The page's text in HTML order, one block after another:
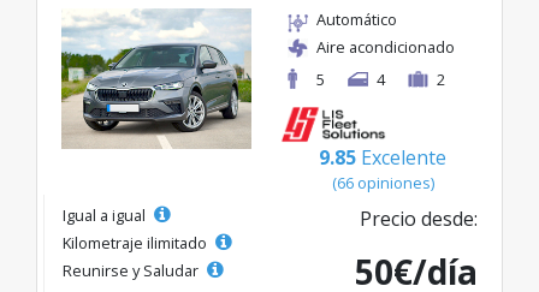
Automático
Aire acondicionado
5
4 2
9.85 Excelente
(66 opiniones)
Igual a igual
Kilometraje ilimitado
Reunirse y Saludar
Precio desde:
50€/día